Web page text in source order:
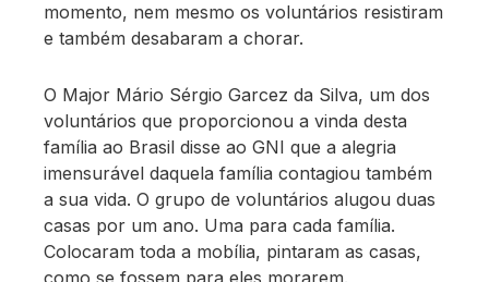
momento, nem mesmo os voluntários resistiram
e também desabaram a chorar.
O Major Mário Sérgio Garcez da Silva, um dos
voluntários que proporcionou a vinda desta
família ao Brasil disse ao GNI que a alegria
imensurável daquela família contagiou também
a sua vida. O grupo de voluntários alugou duas
casas por um ano. Uma para cada família.
Colocaram toda a mobília, pintaram as casas,